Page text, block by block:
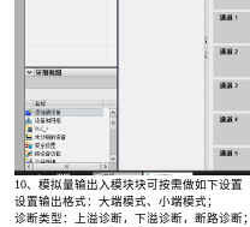
10、模拟量输出入模块块可按需做如下设置
设置输出格式：大端模式、小端模式；
诊断类型：上溢诊断，下溢诊断，断路诊断；